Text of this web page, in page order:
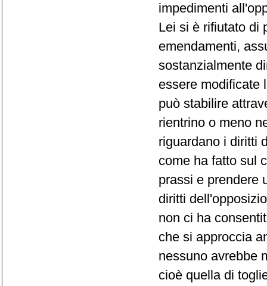
impedimenti
Lei si è rifiutato di
emendamenti,
sostanzialmente
essere modificate
può stabilire
rientrino o meno
riguardano i diritti
come ha fatto sul
prassi e prendere
diritti
non ci ha
che si approccia
nessuno avrebbe
cioè quella di